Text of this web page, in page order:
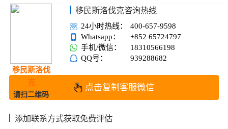
移民斯洛伐
克
请扫二维码
移民斯洛伐克咨询热线
24小时热线：
400-657-9598
Whatsapp：
+852 65724797
手机/微信：
18310566198
QQ号：
939288682
点击复制客服微信
添加联系方式获取免费评估